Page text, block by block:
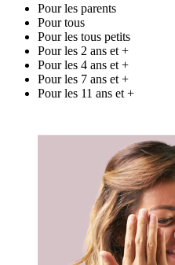
Pour les parents
Pour tous
Pour les tous petits
Pour les 2 ans et +
Pour les 4 ans et +
Pour les 7 ans et +
Pour les 11 ans et +